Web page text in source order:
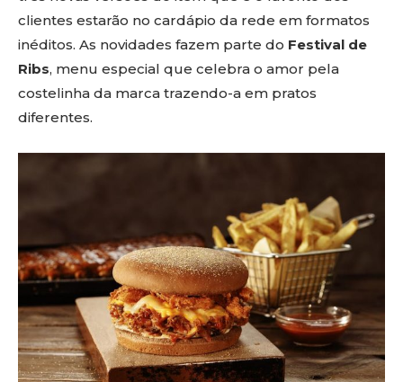
clientes estarão no cardápio da rede em formatos
inéditos. As novidades fazem parte do Festival de
Ribs, menu especial que celebra o amor pela
costelinha da marca trazendo-a em pratos
diferentes.